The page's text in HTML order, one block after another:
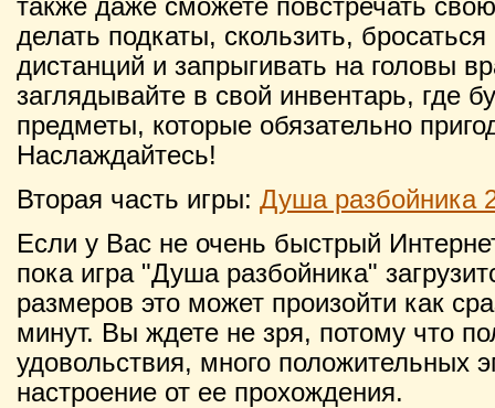
также даже сможете повстречать
делать подкаты, скользить,
дистанций и запрыгивать на головы
заглядывайте в свой инвентарь, где
предметы, которые обязательно
Наслаждайтесь!
Вторая часть игры: Душа разбойника
Если у Вас не очень быстрый
пока игра "Душа разбойника"
размеров это может произойти как
минут. Вы ждете не зря, потому что
удовольствия, много положительных
настроение от ее прохождения.